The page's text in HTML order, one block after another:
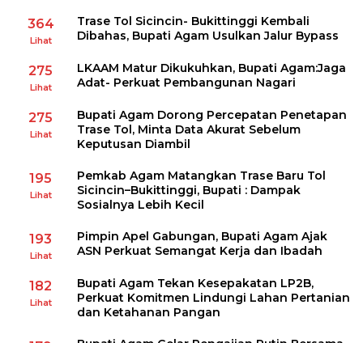
364
Lihat
Trase Tol Sicincin- Bukittinggi Kembali
Dibahas, Bupati Agam Usulkan Jalur Bypass
275
Lihat
LKAAM Matur Dikukuhkan, Bupati Agam:Jaga
Adat- Perkuat Pembangunan Nagari
275
Lihat
Bupati Agam Dorong Percepatan Penetapan
Trase Tol, Minta Data Akurat Sebelum
Keputusan Diambil
195
Lihat
Pemkab Agam Matangkan Trase Baru Tol
Sicincin–Bukittinggi, Bupati : Dampak
Sosialnya Lebih Kecil
193
Lihat
Pimpin Apel Gabungan, Bupati Agam Ajak
ASN Perkuat Semangat Kerja dan Ibadah
182
Lihat
Bupati Agam Tekan Kesepakatan LP2B,
Perkuat Komitmen Lindungi Lahan Pertanian
dan Ketahanan Pangan